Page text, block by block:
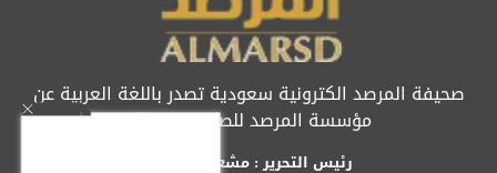
صحيفة المرصد الكترونية سعودية تصدر باللغة العربية عن
مؤسسة المرصد للصحافة والنشر
رئيس التحرير : مشعل العريفي